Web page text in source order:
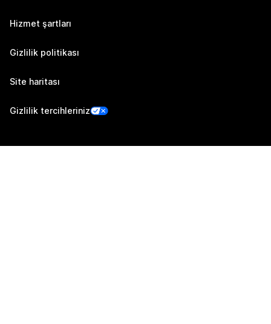
Hizmet şartları
Gizlilik politikası
Site haritası
Gizlilik tercihleriniz